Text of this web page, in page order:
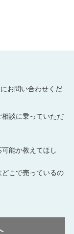
お問い合わせくだ
談に乗っていただ
能か教えてほし
こで売っているの